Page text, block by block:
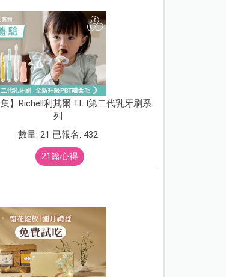
集】Richell利其爾 T.L.I第二代乳牙刷系
列
數量: 21 已報名: 432
21篇心得